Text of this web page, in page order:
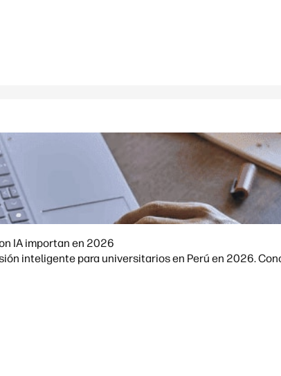
IA importan en 2026
inteligente para universitarios en Perú en 2026.